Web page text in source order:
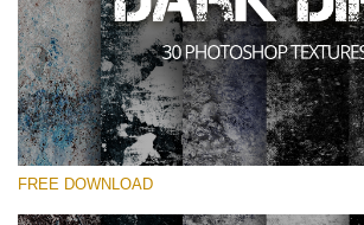
Lütfen seçin
FREE DOWNLOAD